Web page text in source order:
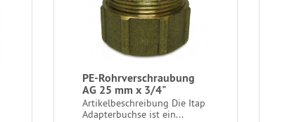
PE-Rohrverschraubung
AG 25 mm x 3/4"
Artikelbeschreibung Die Itap
Adapterbuchse ist ein...